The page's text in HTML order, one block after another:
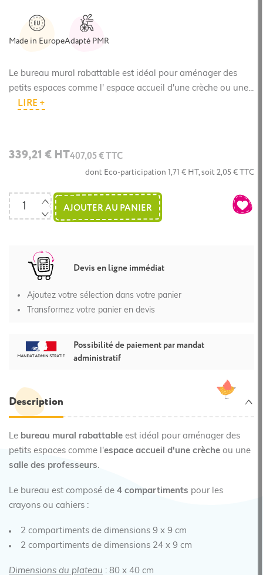
Made in EuropeAdapté PMR
Le bureau mural rabattable est idéal pour aménager des
petits espaces comme l' espace accueil d'une crèche ou une...
LIRE +
339,21 € HT407,05 € TTC
dont Eco-participation 1,71 € HT, soit 2,05 € TTC
AJOUTER AU PANIER
Devis en ligne immédiat
Ajoutez votre sélection dans votre panier
Transformez votre panier en devis
Possibilité de paiement par mandat
administratif
Description
Le bureau mural rabattable est idéal pour aménager des
petits espaces comme l'espace accueil d'une crèche ou une
salle des professeurs.
Le bureau est composé de 4 compartiments pour les
crayons ou cahiers :
2 compartiments de dimensions 9 x 9 cm
2 compartiments de dimensions 24 x 9 cm
Dimensions du plateau : 80 x 40 cm